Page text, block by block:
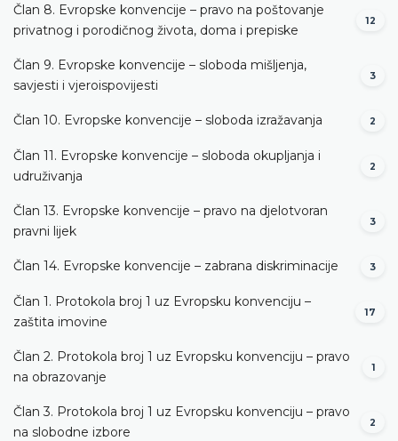
Član 8. Evropske konvencije – pravo na poštovanje
privatnog i porodičnog života, doma i prepiske
12
Član 9. Evropske konvencije – sloboda mišljenja,
savjesti i vjeroispovijesti
3
Član 10. Evropske konvencije – sloboda izražavanja 2
Član 11. Evropske konvencije – sloboda okupljanja i
udruživanja
2
Član 13. Evropske konvencije – pravo na djelotvoran
pravni lijek
3
Član 14. Evropske konvencije – zabrana diskriminacije 3
Član 1. Protokola broj 1 uz Evropsku konvenciju –
zaštita imovine
17
Član 2. Protokola broj 1 uz Evropsku konvenciju – pravo
na obrazovanje
1
Član 3. Protokola broj 1 uz Evropsku konvenciju – pravo
na slobodne izbore
2